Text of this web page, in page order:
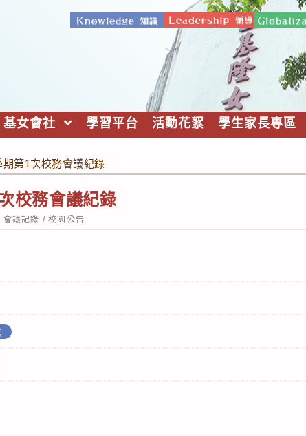
基女會社 學習平台 活動花絮 學生家長專區
第1次校務會議紀錄
校務會議紀錄
會議記錄 / 校園公告